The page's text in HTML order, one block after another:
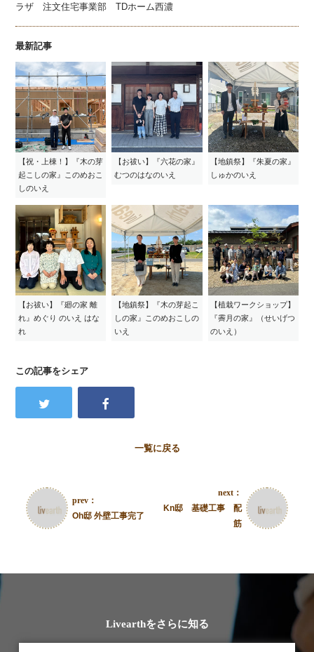
ラザ 注文住宅事業部 TDホーム西濃
最新記事
【祝・上棟！】『木の芽
起こしの家』このめおこ
しのいえ
【お祓い】『六花の家』
むつのはなのいえ
【地鎮祭】『朱夏の家』
しゅかのいえ
【お祓い】『廻の家 離
れ』めぐり のいえ はな
れ
【地鎮祭】『木の芽起こ
しの家』このめおこしの
いえ
【植栽ワークショップ】
『霽月の家』（せいげつ
のいえ）
この記事をシェア
一覧に戻る
prev：
Oh邸 外壁工事完了
next：
Kn邸 基礎工事 配
筋
Livearthをさらに知る